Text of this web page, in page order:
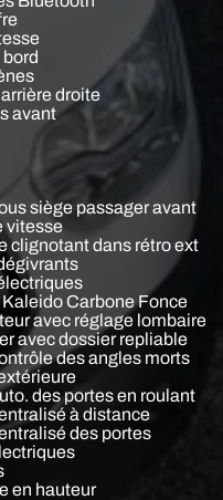
droite
avant
siège passager avant
vitesse
clignotant dans rétro ext
Carbone Fonce
avec réglage lombaire
avec dossier repliable
des angles morts
des portes en roulant
à distance
des portes
en hauteur